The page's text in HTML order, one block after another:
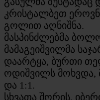
კრისტალბეთ
გოლით აღნიშნა.
მასპინძლებმა
მამაგეიშვილმა
დაარტყა, ბურთი
ოდიშვილს მოხვდა,
და 1:1.
სხვათა შორის,